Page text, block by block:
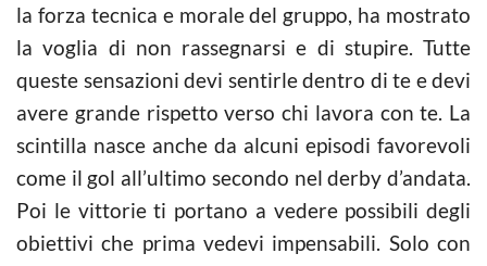
la forza tecnica e morale del gruppo, ha mostrato
la voglia di non rassegnarsi e di stupire. Tutte
queste sensazioni devi sentirle dentro di te e devi
avere grande rispetto verso chi lavora con te. La
scintilla nasce anche da alcuni episodi favorevoli
come il gol all’ultimo secondo nel derby d’andata.
Poi le vittorie ti portano a vedere possibili degli
obiettivi che prima vedevi impensabili. Solo con